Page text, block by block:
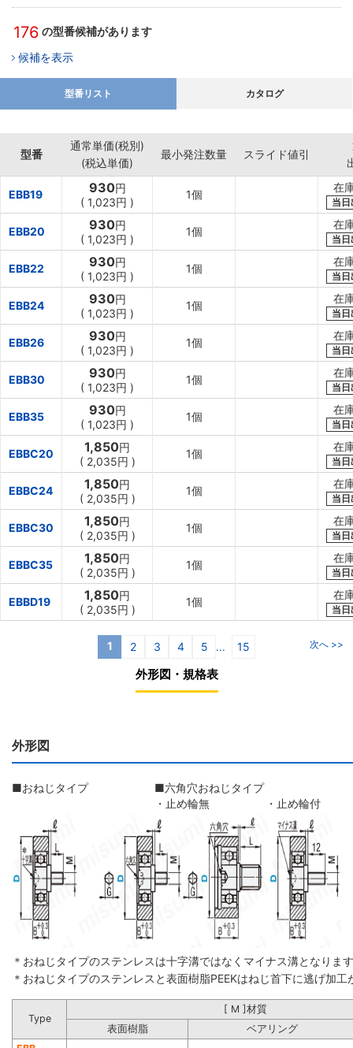
176 の型番候補があります
候補を表示
型番リスト カタログ
型番
通常単価(税別)
(税込単価)
最小発注数量 スライド値引
EBB19 930円
( 1,023円 )
1個
在
当
EBB20 930円
( 1,023円 )
1個
在
当
EBB22 930円
( 1,023円 )
1個
在
当
EBB24 930円
( 1,023円 )
1個
在
当
EBB26 930円
( 1,023円 )
1個
在
当
EBB30 930円
( 1,023円 )
1個
在
当
EBB35 930円
( 1,023円 )
1個
在
当
EBBC20 1,850円
( 2,035円 )
1個
在
当
EBBC24 1,850円
( 2,035円 )
1個
在
当
EBBC30 1,850円
( 2,035円 )
1個
在
当
EBBC35 1,850円
( 2,035円 )
1個
在
当
EBBD19 1,850円
( 2,035円 )
1個
在
当
1 2 3 4 5 ... 15 次へ >>
外形図・規格表
外形図
■おねじタイプ
■六角穴おねじタイプ
・止め輪無
・止め輪付
＊おねじタイプのステンレスは十字溝ではなくマイナス溝となりま
＊おねじタイプのステンレスと表面樹脂PEEKはねじ首下に逃げ加工
Type
[ M ]材質
表面樹脂
ベアリング